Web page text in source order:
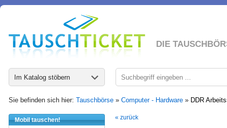
DIE
Im Katalog stöbern
Sie befinden sich hier: Tauschbörse » Computer - Hardware » DDR
Mobil tauschen!
« zurück